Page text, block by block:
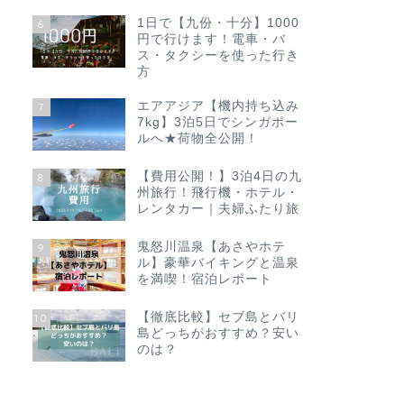
6
1日で【九份・十分】1000
円で行けます！電車・バ
ス・タクシーを使った行き
方
7
エアアジア【機内持ち込み
7kg】3泊5日でシンガポー
ルへ★荷物全公開！
8
【費用公開！】3泊4日の九
州旅行！飛行機・ホテル・
レンタカー｜夫婦ふたり旅
9
鬼怒川温泉【あさやホテ
ル】豪華バイキングと温泉
を満喫！宿泊レポート
10
【徹底比較】セブ島とバリ
島どっちがおすすめ？安い
のは？